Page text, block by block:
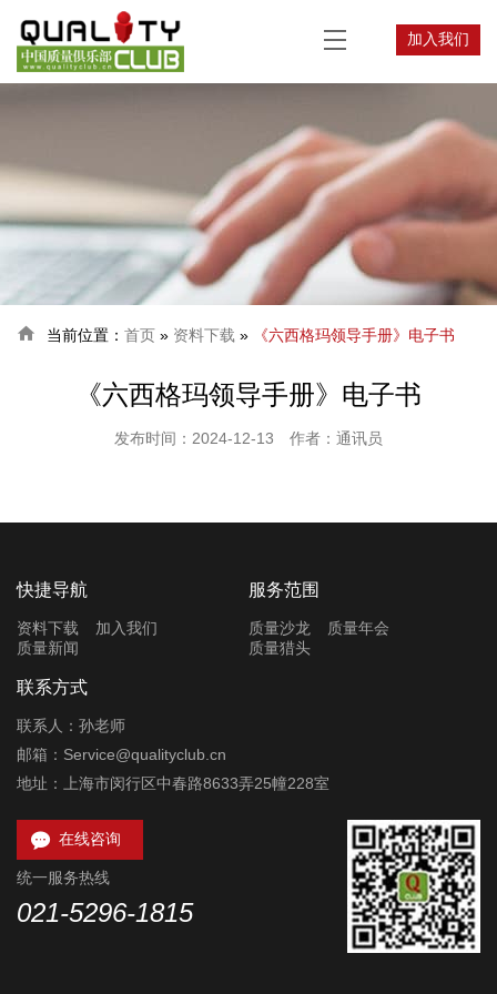
加入我们
 当前位置： 首页 » 资料下载 » 《六西格玛领导手册》电子书
《六西格玛领导手册》电子书
发布时间：2024-12-13 作者：通讯员
快捷导航
资料下载
加入我们
质量新闻
服务范围
质量沙龙
质量年会
质量猎头
联系方式
联系人：孙老师
邮箱：Service@qualityclub.cn
地址：上海市闵行区中春路8633弄25幢228室
 在线咨询
统一服务热线
021-5296-1815